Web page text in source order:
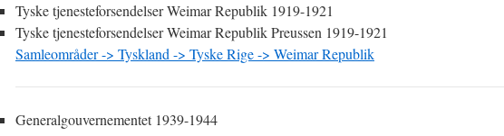
Tyske tjenesteforsendelser Weimar Republik 1919-1921
Tyske tjenesteforsendelser Weimar Republik Preussen 1919-1921
Samleområder -> Tyskland -> Tyske Rige -> Weimar Republik
Generalgouvernementet 1939-1944